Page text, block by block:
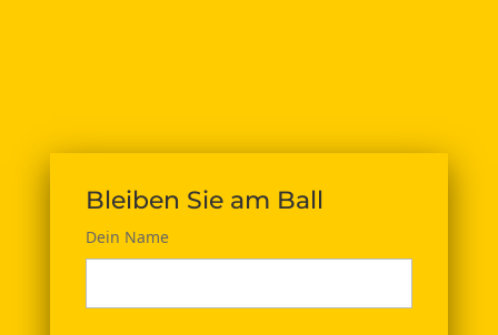
Bleiben Sie am Ball
Dein Name